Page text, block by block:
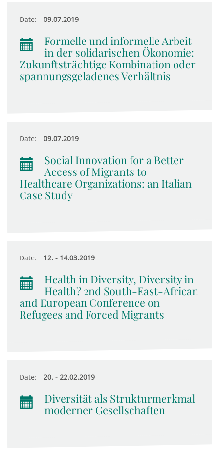
Date: 09.07.2019
Formelle und informelle Arbeit
in der solidarischen Ökonomie:
Zukunftsträchtige Kombination oder
spannungsgeladenes Verhältnis
Date: 09.07.2019
Social Innovation for a Better
Access of Migrants to
Healthcare Organizations: an Italian
Case Study
Date: 12. - 14.03.2019
Health in Diversity, Diversity in
Health? 2nd South-East-African
and European Conference on
Refugees and Forced Migrants
Date: 20. - 22.02.2019
Diversität als Strukturmerkmal
moderner Gesellschaften